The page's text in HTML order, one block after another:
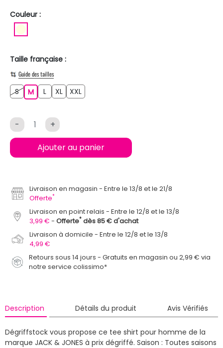
Couleur :
Taille française :
Guide des tailles
SS MM L XL XXL
- +
Ajouter au panier
Livraison en magasin
Entre le 13/8 et le 21/8
Offerte*
Livraison en point relais
Entre le 12/8 et le 13/8
3,99 €
Offerte* dès 85 € d'achat
Livraison à domicile
Entre le 12/8 et le 13/8
4,99 €
Retours sous 14 jours - Gratuits en magasin ou 2,99 € via
notre service colissimo*
Description Détails du produit Avis Vérifiés
Dégriffstock vous propose ce tee shirt pour homme de la
marque JACK & JONES à prix dégriffé. Saison : Toutes saisons